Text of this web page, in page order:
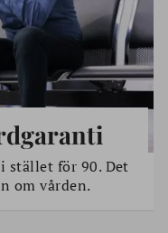
stället för 90. Det
om vården.